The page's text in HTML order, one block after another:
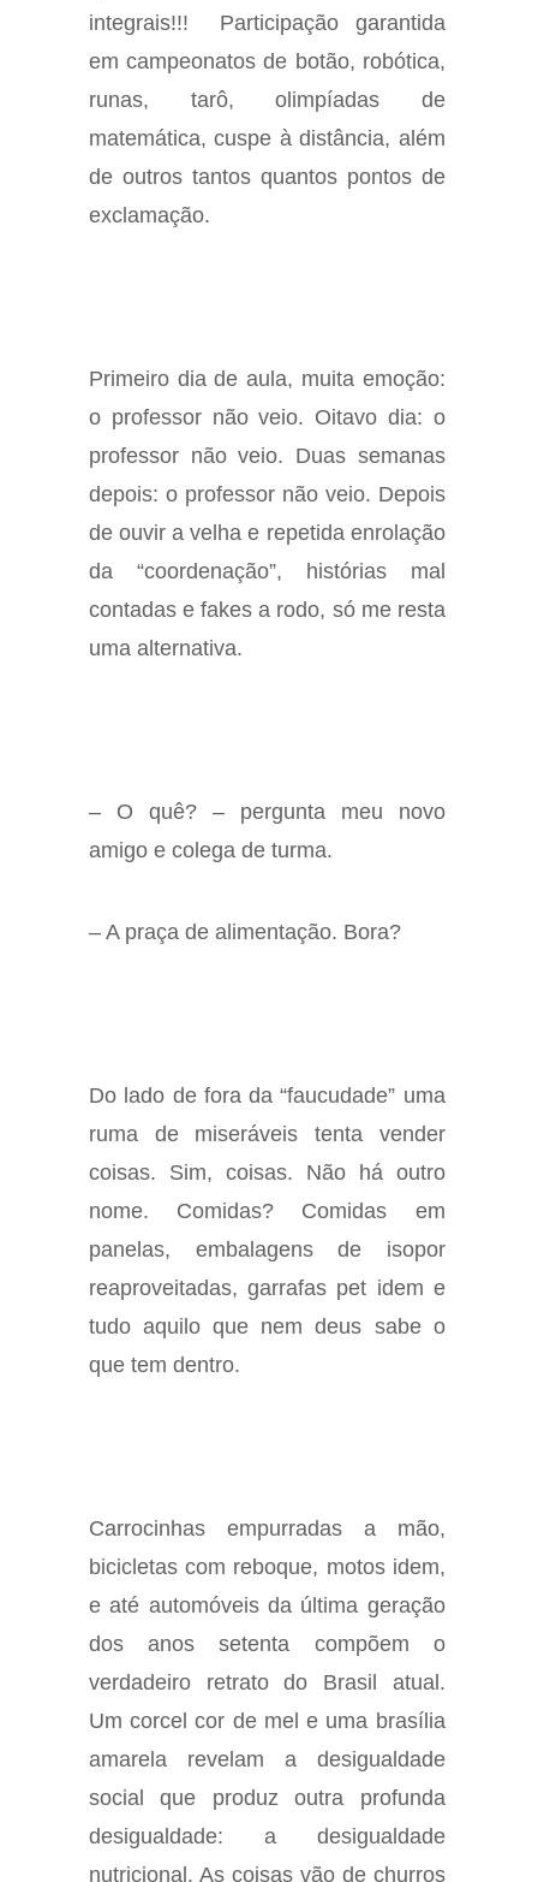
integrais!!! Participação garantida
em campeonatos de botão, robótica,
runas, tarô, olimpíadas de
matemática, cuspe à distância, além
de outros tantos quantos pontos de
exclamação.
Primeiro dia de aula, muita emoção:
o professor não veio. Oitavo dia: o
professor não veio. Duas semanas
depois: o professor não veio. Depois
de ouvir a velha e repetida enrolação
da “coordenação”, histórias mal
contadas e fakes a rodo, só me resta
uma alternativa.
– O quê? – pergunta meu novo
amigo e colega de turma.
– A praça de alimentação. Bora?
Do lado de fora da “faucudade” uma
ruma de miseráveis tenta vender
coisas. Sim, coisas. Não há outro
nome. Comidas? Comidas em
panelas, embalagens de isopor
reaproveitadas, garrafas pet idem e
tudo aquilo que nem deus sabe o
que tem dentro.
Carrocinhas empurradas a mão,
bicicletas com reboque, motos idem,
e até automóveis da última geração
dos anos setenta compõem o
verdadeiro retrato do Brasil atual.
Um corcel cor de mel e uma brasília
amarela revelam a desigualdade
social que produz outra profunda
desigualdade: a desigualdade
nutricional. As coisas vão de churros